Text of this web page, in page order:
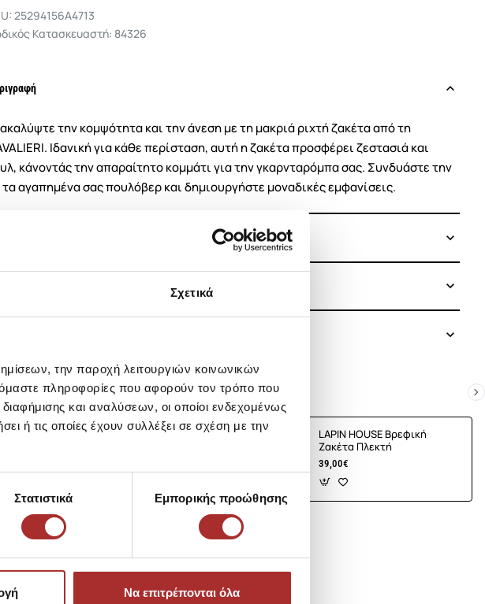
Σχετικά
την παροχή λειτουργιών κοινωνικών
πληροφορίες που αφορούν τον τρόπο που
και αναλύσεων, οι οποίοι ενδεχομένως
ή τις οποίες έχουν συλλέξει σε σχέση με την
Στατιστικά Εμπορικής προώθησης
Να επιτρέπονται όλα
25294156A4713
Κατασκευαστή: 84326
την κομψότητα και την άνεση με τη μακριά ριχτή ζακέτα από τη
Ιδανική για κάθε περίσταση, αυτή η ζακέτα προσφέρει ζεστασιά και
κάνοντάς την απαραίτητο κομμάτι για την γκαρνταρόμπα σας. Συνδυάστε την
τα αγαπημένα σας πουλόβερ και δημιουργήστε μοναδικές εμφανίσεις.
κατηγορία Ίδιο Brand
LAPIN HOUSE Βρεφική
LAPIN HOUSE Βρεφική
Ζακέτα Πλεκτή
39,00€